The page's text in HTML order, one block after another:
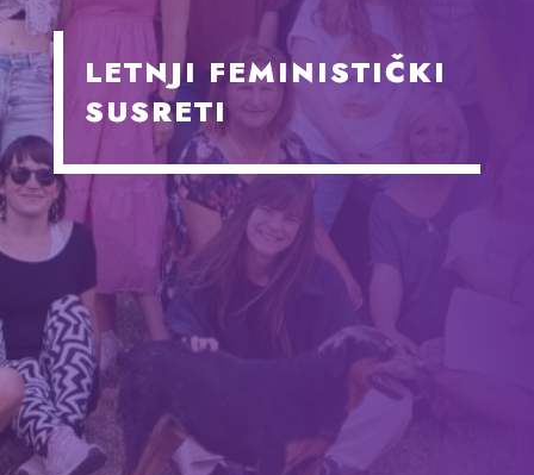
LETNJI FEMINISTIČKI
SUSRETI